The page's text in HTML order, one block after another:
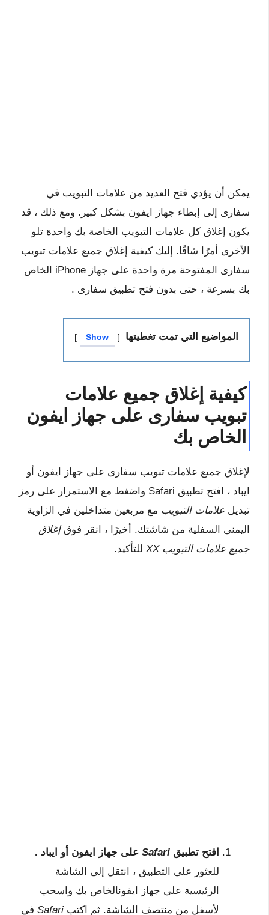
يمكن أن يؤدي فتح العديد من علامات التبويب في
سفارى إلى إبطاء جهاز ايفون بشكل كبير. ومع ذلك ، قد
يكون إغلاق كل علامات التبويب الخاصة بك واحدة تلو
الأخرى أمرًا شاقًا. إليك كيفية إغلاق جميع علامات تبويب
سفارى المفتوحة مرة واحدة على جهاز iPhone الخاص
بك بسرعة ، حتى بدون فتح تطبيق سفارى .
المواضيع التي تمت تغطيتها Show
كيفية إغلاق جميع علامات
تبويب سفارى على جهاز ايفون
الخاص بك
لإغلاق جميع علامات تبويب سفارى على جهاز ايفون أو
ايباد ، افتح تطبيق Safari واضغط مع الاستمرار على رمز
تبديل علامات التبويب مع مربعين متداخلين في الزاوية
اليمنى السفلية من شاشتك. أخيرًا ، انقر فوقإغلاق
جميع علامات التبويب XX
للتأكيد.
افتح تطبيق Safari على جهاز ايفون أو ايباد .
للعثور على التطبيق ، انتقل إلى الشاشة
الرئيسية على جهاز ايفونالخاص بك واسحب
لأسفل من منتصف الشاشة. ثم اكتب Safari في